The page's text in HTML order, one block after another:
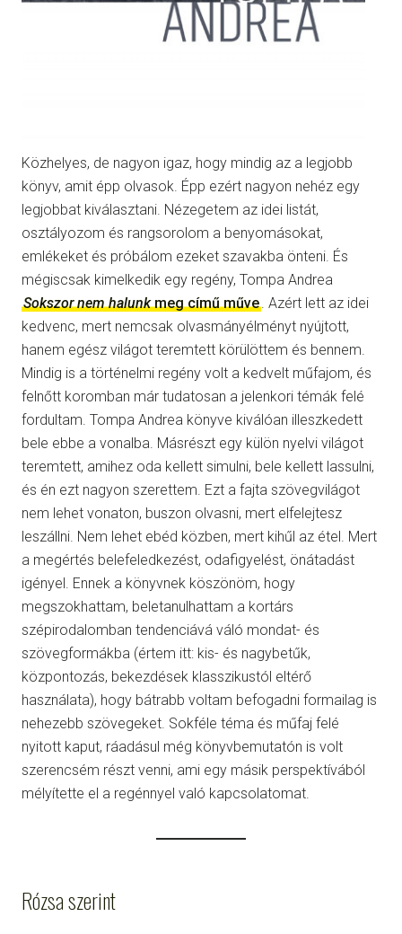
Közhelyes, de nagyon igaz, hogy mindig az a legjobb
könyv, amit épp olvasok. Épp ezért nagyon nehéz egy
legjobbat kiválasztani. Nézegetem az idei listát,
osztályozom és rangsorolom a benyomásokat,
emlékeket és próbálom ezeket szavakba önteni. És
mégiscsak kimelkedik egy regény, Tompa Andrea
Sokszor nem halunkmeg című műve . Azért lett az idei
kedvenc, mert nemcsak olvasmányélményt nyújtott,
hanem egész világot teremtett körülöttem és bennem.
Mindig is a történelmi regény volt a kedvelt műfajom, és
felnőtt koromban már tudatosan a jelenkori témák felé
fordultam. Tompa Andrea könyve kiválóan illeszkedett
bele ebbe a vonalba. Másrészt egy külön nyelvi világot
teremtett, amihez oda kellett simulni, bele kellett lassulni,
és én ezt nagyon szerettem. Ezt a fajta szövegvilágot
nem lehet vonaton, buszon olvasni, mert elfelejtesz
leszállni. Nem lehet ebéd közben, mert kihűl az étel. Mert
a megértés belefeledkezést, odafigyelést, önátadást
igényel. Ennek a könyvnek köszönöm, hogy
megszokhattam, beletanulhattam a kortárs
szépirodalomban tendenciává váló mondat- és
szövegformákba (értem itt: kis- és nagybetűk,
központozás, bekezdések klasszikustól eltérő
használata), hogy bátrabb voltam befogadni formailag is
nehezebb szövegeket. Sokféle téma és műfaj felé
nyitott kaput, ráadásul még könyvbemutatón is volt
szerencsém részt venni, ami egy másik perspektívából
mélyítette el a regénnyel való kapcsolatomat.
Rózsa szerint